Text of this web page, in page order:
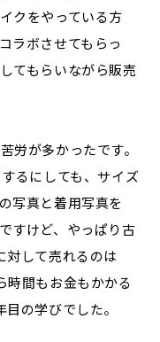
クをやっている方
ラボさせてもらっ
てもらいながら販売
労が多かったです。
るにしても、サイズ
写真と着用写真を
すけど、やっぱり古
対して売れるのは
時間もお金もかかる
の学びでした。